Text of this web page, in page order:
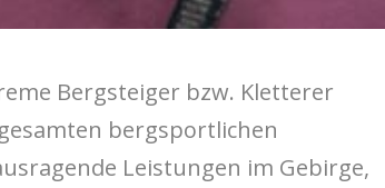
Bergsteiger bzw. Kletterer
bergsportlichen
Leistungen im Gebirge,